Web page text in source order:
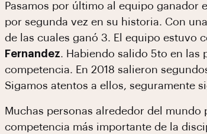
Pasamos por último al equipo ganador
por segunda vez en su historia. Con
de las cuales ganó 3. El equipo estuvo
Fernandez. Habiendo salido 5to en las
competencia. En 2018 salieron
Sigamos atentos a ellos, seguramente
Muchas personas alrededor del mundo
competencia más importante de la